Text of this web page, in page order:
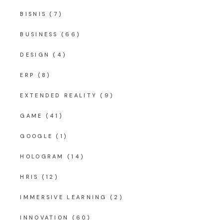
BISNIS (7)
BUSINESS (66)
DESIGN (4)
ERP (8)
EXTENDED REALITY (9)
GAME (41)
GOOGLE (1)
HOLOGRAM (14)
HRIS (12)
IMMERSIVE LEARNING (2)
INNOVATION (60)